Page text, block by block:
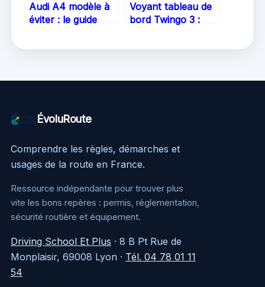
Audi A4 modèle à
éviter : le guide
Voyant tableau de
bord Twingo 3 :
ÉvoluRoute
Comprendre les règles, démarches et
usages de la route en France.
Ressource indépendante pour trouver plus
vite les bons repères : permis, réglementation,
sécurité routière et équipement.
Driving School Et Plus · 8 B Pt Rue de
Monplaisir, 69008 Lyon · Tél. 04 78 01 11
54